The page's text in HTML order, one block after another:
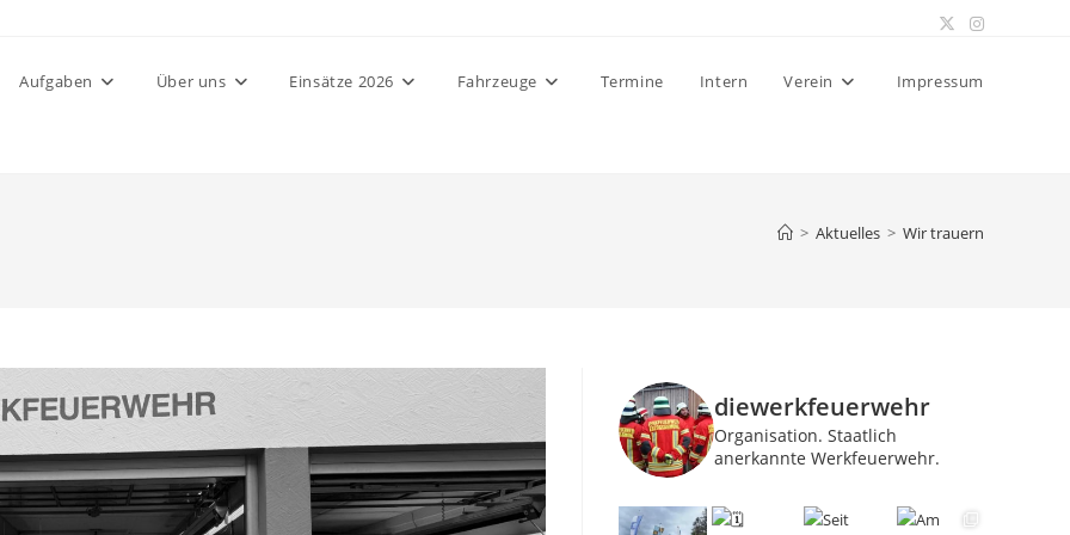
Aufgaben Über uns Einsätze 2026 Fahrzeuge Termine Intern Verein Impressum
> Aktuelles > Wir trauern
diewerkfeuerwehr
Organisation. Staatlich
anerkannte Werkfeuerwehr.